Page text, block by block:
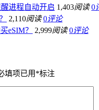
进程自动开启 1,403阅读 0
2,110阅读 0评论
eSIM？
2,999阅读 0评论
填项已用 *标注